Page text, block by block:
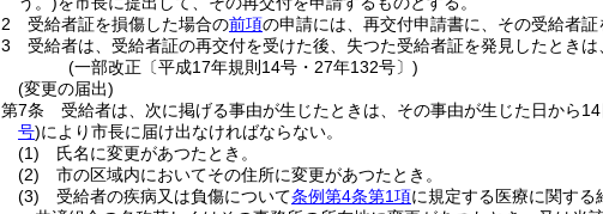
2
受給者証を損傷した場合の前項の申請には、再交付申請書に、その受給者証
3
受給者は、受給者証の再交付を受けた後、失つた受給者証を発見したとき
(一部改正〔平成17年規則14号・27年132号〕)
(変更の届出)
第7条
受給者は、次に掲げる事由が生じたときは、その事由が生じた日から
号)により市長に届け出なければならない。
(1)
氏名に変更があつたとき。
(2)
市の区域内においてその住所に変更があつたとき。
(3)
受給者の疾病又は負傷について条例第4条第1項に規定する医療に関す